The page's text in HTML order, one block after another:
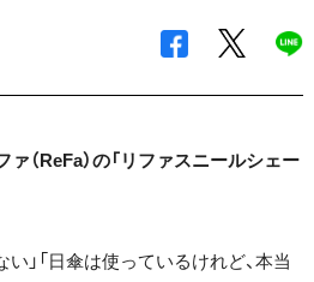
ァ（ReFa）の「リファスニールシェー
」「日傘は使っているけれど、本当